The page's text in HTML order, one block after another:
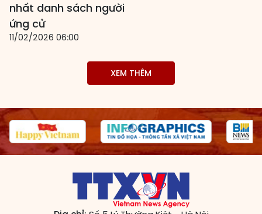
HĐND cấp tỉnh, thành phố
nhất danh sách người
ứng cử
11/02/2026 06:00
XEM THÊM